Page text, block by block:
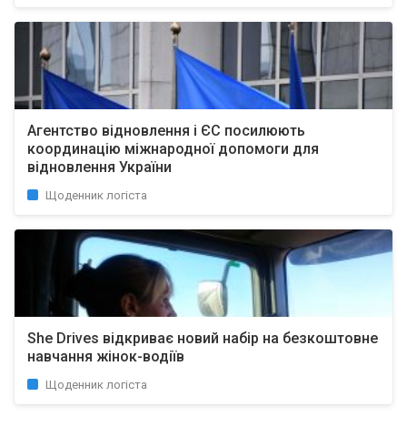
Агентство відновлення і ЄС посилюють
координацію міжнародної допомоги для
відновлення України
Щоденник логіста
She Drives відкриває новий набір на безкоштовне
навчання жінок-водіїв
Щоденник логіста